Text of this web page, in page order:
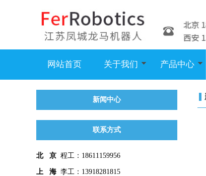
网站首页 关于我们 产品中心
新闻中心
联系方式
北 京 程工：18611159956
上 海 李工：13918281815